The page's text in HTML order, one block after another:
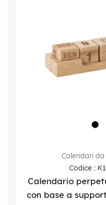
Calendari
Codice :
Calendario
con base a